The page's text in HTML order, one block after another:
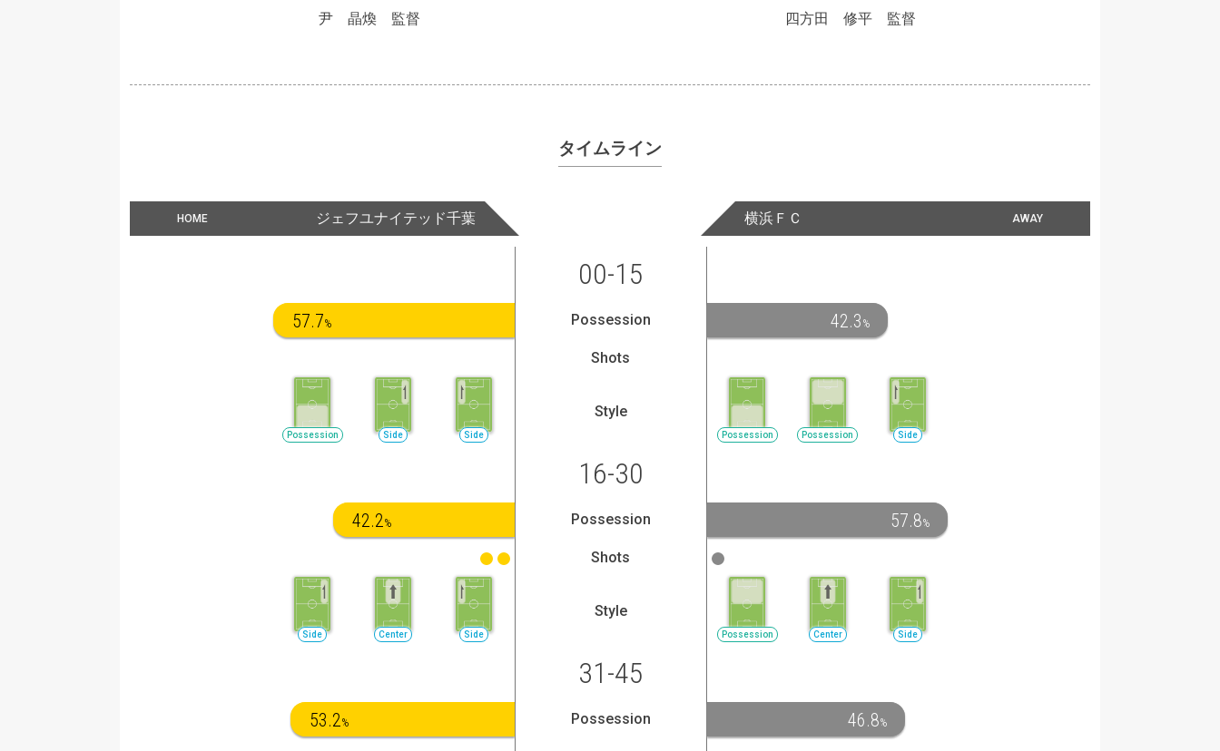
尹 晶煥 監督 四方田 修平 監督
タイムライン
HOME ジェフユナイテッド千葉 AWAY
横浜ＦＣ
00-15
57.7% Possession 42.3 %
Shots
Side
Side
Possession
Style
Possession Possession Side
16-30
42.2% Possession 57.8%
Shots
Side
Center
Side
Style
Possession Center Side
31-45
53.2% Possession 46.8%